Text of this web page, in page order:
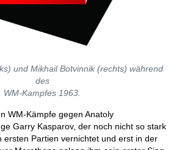
und Mikhail Botvinnik (rechts) während
des
WM-Kampfes 1963.
WM-Kämpfe gegen Anatoly
Garry Kasparov, der noch nicht so stark
ersten Partien vernichtet und erst in der